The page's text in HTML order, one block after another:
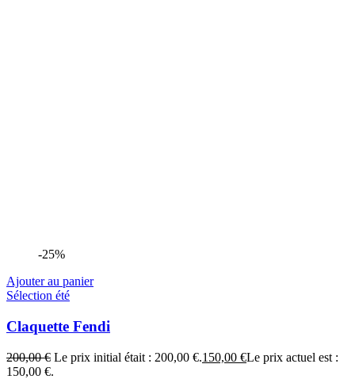
-25%
Ajouter au panier
Sélection été
Claquette Fendi
200,00€ Le prix initial était : 200,00 €.150,00 €Le prix actuel est :
150,00 €.